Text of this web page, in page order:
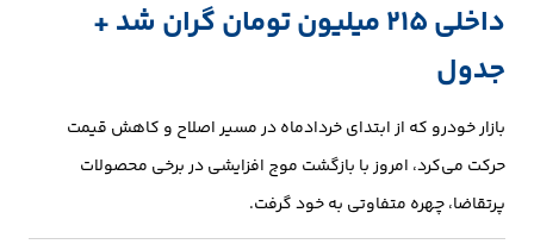
تولید
و
صنعت
انرژی
بانک،
داخلی ۲۱۵ میلیون تومان گران شد +
جدول
بازار خودرو که از ابتدای خردادماه در مسیر اصلاح و کاهش قیمت
حرکت می‌کرد، امروز با بازگشت موج افزایشی در برخی محصولات
پرتقاضا، چهره متفاوتی به خود گرفت.